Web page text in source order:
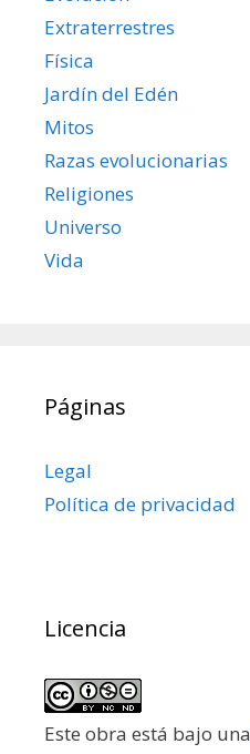
Extraterrestres
Física
Jardín del Edén
Mitos
Razas evolucionarias
Religiones
Universo
Vida
Páginas
Legal
Política de privacidad
Licencia
Este obra está bajo una